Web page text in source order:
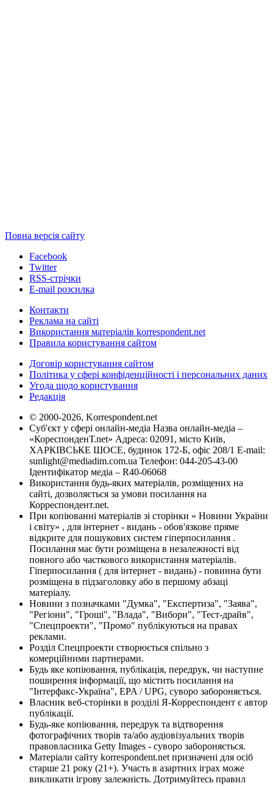
Повна версія сайту
Facebook
Twitter
RSS-стрічки
E-mail розсилка
Контакти
Реклама на сайті
Використання матеріалів korrespondent.net
Правила користування сайтом
Договір користування сайтом
Політика у сфері конфіденційності і персональних даних
Угода щодо користування
Редакція
© 2000-2026, Korrespondent.net
Суб'єкт у сфері онлайн-медіа Назва онлайн-медіа –
«КореспонденТ.net» Адреса: 02091, місто Київ,
ХАРКІВСЬКЕ ШОСЕ, будинок 172-Б, офіс 208/1 E-mail:
sunlight@mediadim.com.ua Телефон: 044-205-43-00
Ідентифікатор медіа – R40-06068
Використання будь-яких матеріалів, розміщених на
сайті, дозволяється за умови посилання на
Корреспондент.net.
При копіюванні матеріалів зі сторінки « Новини України
і світу» , для інтернет - видань - обов'язкове пряме
відкрите для пошукових систем гіперпосилання .
Посилання має бути розміщена в незалежності від
повного або часткового використання матеріалів.
Гіперпосилання ( для інтернет - видань) - повинна бути
розміщена в підзаголовку або в першому абзаці
матеріалу.
Новини з позначками "Думка", "Експертиза", "Заява",
"Регіони", "Гроші", "Влада", "Вибори", "Тест-драйв",
"Спецпроекти", "Промо" публікуються на правах
реклами.
Розділ Спецпроекти створюється спільно з
комерційними партнерами.
Будь яке копіювання, публікація, передрук, чи наступне
поширення інформації, що містить посилання на
"Інтерфакс-Україна", EPA / UPG, суворо забороняється.
Власник веб-сторінки в розділі Я-Корреспондент є автор
публікації.
Будь-яке копіювання, передрук та відтворення
фотографічних творів та/або аудіовізуальних творів
правовласника Getty Images - суворо забороняється.
Матеріали сайту korrespondent.net призначені для осіб
старше 21 року (21+). Участь в азартних іграх може
викликати ігрову залежність. Дотримуйтесь правил